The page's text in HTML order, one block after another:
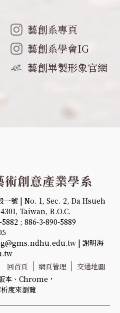
藝創系專頁
藝創系學會IG
藝創畢製形象官網
一號 | No. 1, Sec. 2, Da Hsueh
Taiwan, R.O.C.
; 886-3-890-5889
| 謝明海
回首頁
網頁管理
交通地圖
本、Chrome，
度來瀏覽